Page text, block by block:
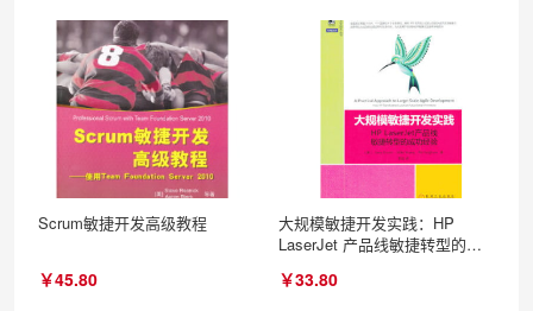
Scrum敏捷开发高级教程
￥45.80
大规模敏捷开发实践：HP
LaserJet 产品线敏捷转型的成
￥33.80